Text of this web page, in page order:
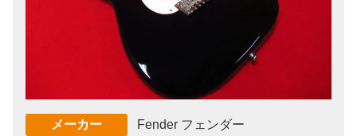
メーカー Fender フェンダー